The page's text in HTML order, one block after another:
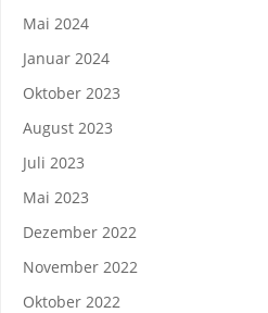
Mai 2024
Januar 2024
Oktober 2023
August 2023
Juli 2023
Mai 2023
Dezember 2022
November 2022
Oktober 2022